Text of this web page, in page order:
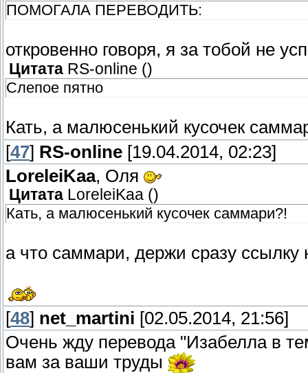
ПОМОГАЛА ПЕРЕВОДИТЬ:
откровенно говоря, я за тобой не
Цитата RS-online ()
Слепое пятно
Кать, а малюсенький кусочек
[47] RS-online [19.04.2014, 02:23]
LoreleiKaa, Оля
Цитата LoreleiKaa ()
Кать, а малюсенький кусочек саммари?!
а что саммари, держи сразу
[48] net_martini [02.05.2014, 21:56]
Очень жду перевода "Изабелла в
вам за ваши труды